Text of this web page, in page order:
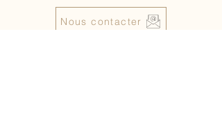
Nous contacter